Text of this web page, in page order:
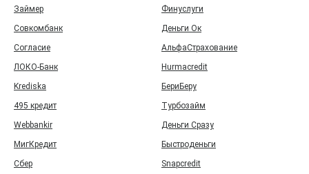
Займер
Финуслуги
Совкомбанк
Деньги Ок
Согласие
АльфаСтрахование
ЛОКО-Банк
Hurmacredit
Krediska
БериБеру
495 кредит
Турбозайм
Webbankir
Деньги Сразу
МигКредит
Быстроденьги
Сбер
Snapcredit